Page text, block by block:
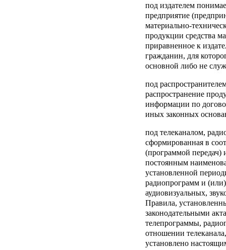
под издателем
предприятие
материально-
продукции средства
приравненное к
гражданин, для
основной либо не
под
распространение
информации по
иных законных
под телеканалом,
сформированная в
(программой передач)
постоянным
установленной
радиопрограмм и
аудиовизуальных,
Правила,
законодательными
телепрограммы,
отношении
установлено